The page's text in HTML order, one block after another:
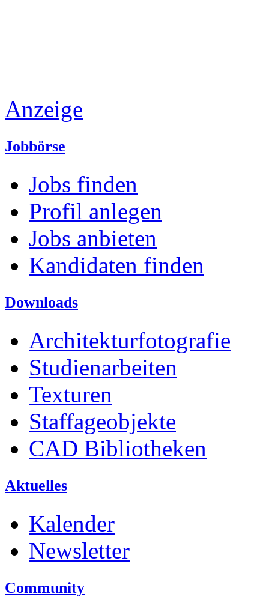
Anzeige
Jobbörse
Jobs finden
Profil anlegen
Jobs anbieten
Kandidaten finden
Downloads
Architekturfotografie
Studienarbeiten
Texturen
Staffageobjekte
CAD Bibliotheken
Aktuelles
Kalender
Newsletter
Community